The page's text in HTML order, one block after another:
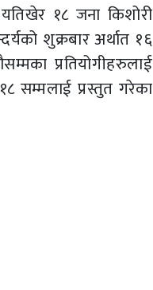
१८ जना किशोरी
शुक्रबार अर्थात १६
प्रतियोगीहरुलाई
सम्मलाई प्रस्तुत गरेका